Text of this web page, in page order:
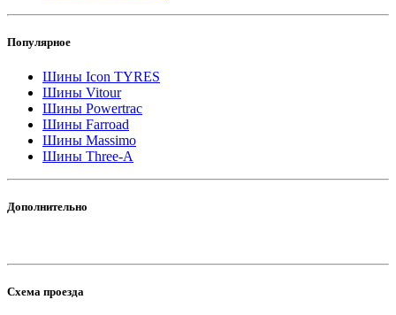
Популярное
Шины Icon TYRES
Шины Vitour
Шины Powertrac
Шины Farroad
Шины Massimo
Шины Three-A
Дополнительно
Схема проезда